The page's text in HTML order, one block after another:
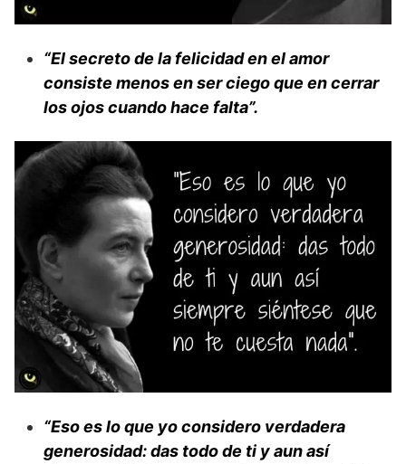
“El secreto de la felicidad en el amor
consiste menos en ser ciego que en cerrar
los ojos cuando hace falta”.
“Eso es lo que yo considero verdadera
generosidad: das todo de ti y aun así